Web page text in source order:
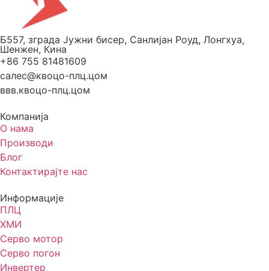
Б557, зграда Јужни бисер, Санлијан Роуд, Лонгхуа,
Шенжен, Кина
+86 755 81481609
салес@квоцо-плц.цом
ввв.квоцо-плц.цом
Компанија
О нама
Производи
Блог
Контактирајте нас
Информације
ПЛЦ
ХМИ
Серво мотор
Серво погон
Инвертер